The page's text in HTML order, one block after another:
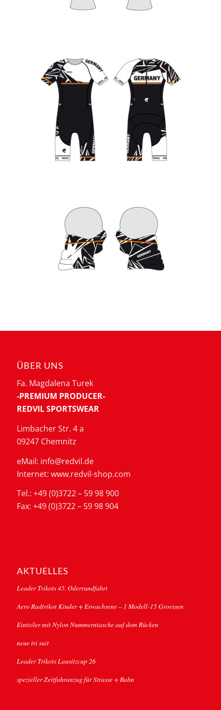
ÜBER UNS
Fa. Magdalena Turek
-PREMIUM PRODUCER-
REDVIL SPORTSWEAR
Limbacher Str. 4 a
09247 Chemnitz
eMail: info@redvil.de
Internet: www.redvil-shop.com
Tel.: +49 (0)3722 – 59 98 900
Fax: +49 (0)3722 – 59 98 904
AKTUELLES
Leader Trikots 45. Oderrundfahrt
Aero Radtrikot Kinder + Erwachsene – 1 Modell-15 Groessen
Einteiler mit Nylon Nummerntasche auf dem Rücken
neue tri suit
Leader Trikots Lausitzcup 26
spezieller Zeitfahranzug für Strasse + Bahn